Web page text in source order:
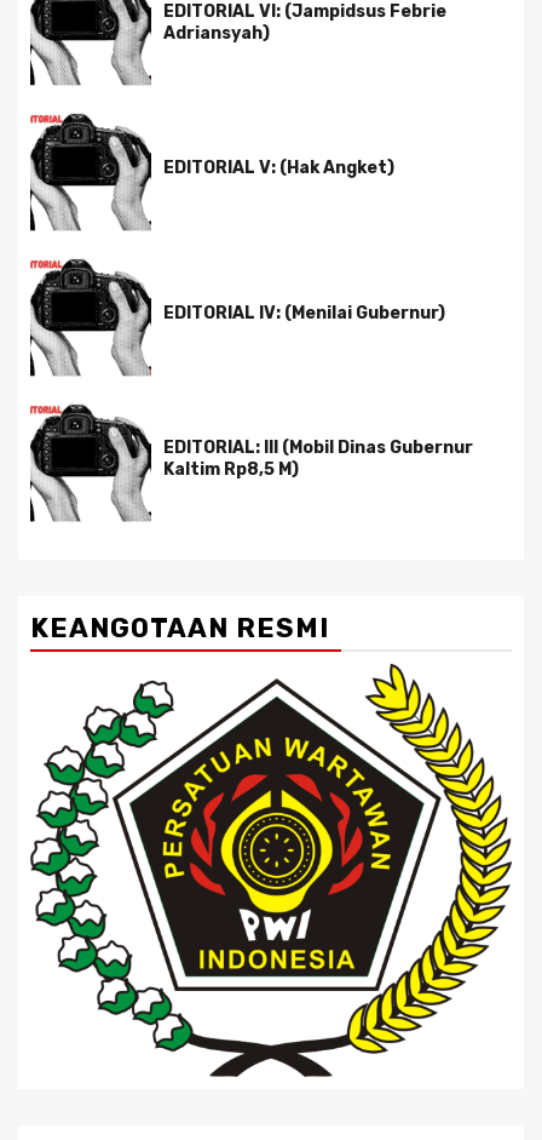
EDITORIAL VI: (Jampidsus Febrie
Adriansyah)
EDITORIAL V: (Hak Angket)
EDITORIAL IV: (Menilai Gubernur)
EDITORIAL: III (Mobil Dinas Gubernur
Kaltim Rp8,5 M)
KEANGOTAAN RESMI